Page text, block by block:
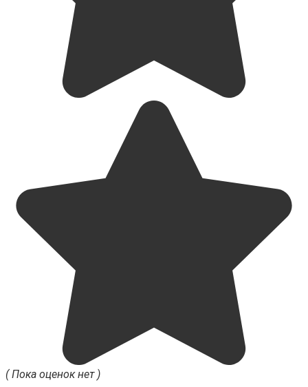
( Пока оценок нет )